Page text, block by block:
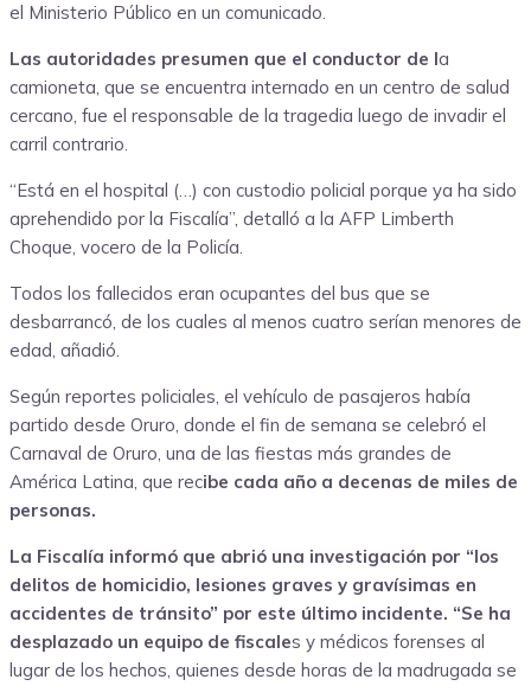
el Ministerio Público en un comunicado.
Las autoridades presumen que el conductor de la
camioneta, que se encuentra internado en un centro de salud
cercano, fue el responsable de la tragedia luego de invadir el
carril contrario.
“Está en el hospital (…) con custodio policial porque ya ha sido
aprehendido por la Fiscalía”, detalló a la AFP Limberth
Choque, vocero de la Policía.
Todos los fallecidos eran ocupantes del bus que se
desbarrancó, de los cuales al menos cuatro serían menores de
edad, añadió.
Según reportes policiales, el vehículo de pasajeros había
partido desde Oruro, donde el fin de semana se celebró el
Carnaval de Oruro, una de las fiestas más grandes de
América Latina, que recibe cada año a decenas de miles de
personas.
La Fiscalía informó que abrió una investigación por “los
delitos de homicidio, lesiones graves y gravísimas en
accidentes de tránsito” por este último incidente. “Se ha
desplazado un equipo de fiscales y médicos forenses al
lugar de los hechos, quienes desde horas de la madrugada se